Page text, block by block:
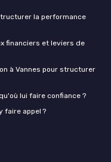
la performance
financiers et leviers de
à Vannes pour structurer
lui faire confiance ?
faire appel ?